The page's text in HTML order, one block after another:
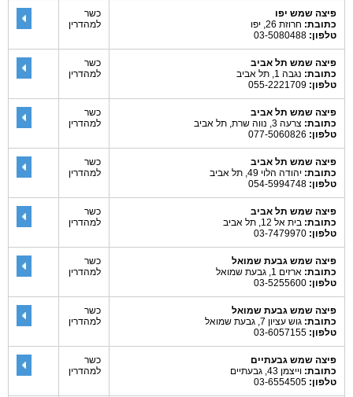
פיצה שמש יפו
כתובת: חרוזת 26, יפו
טלפון:
כשר
למהדרין
פיצה שמש תל אביב
כתובת: נגבה 1, תל אביב
טלפון:
כשר
למהדרין
פיצה שמש תל אביב
כתובת: צרעה 3, נווה שרת, תל אביב
טלפון:
כשר
למהדרין
פיצה שמש תל אביב
כתובת: יהודה הלוי 49, תל אביב
טלפון:
כשר
למהדרין
פיצה שמש תל אביב
כתובת: בית אל 12, תל אביב
טלפון:
כשר
למהדרין
פיצה שמש גבעת שמואל
כתובת: ארזים 1, גבעת שמואל
טלפון:
כשר
למהדרין
פיצה שמש גבעת שמואל
כתובת: גוש עציון 7, גבעת שמואל
טלפון:
כשר
למהדרין
פיצה שמש גבעתיים
כתובת: וייצמן 43, גבעתיים
טלפון:
כשר
למהדרין